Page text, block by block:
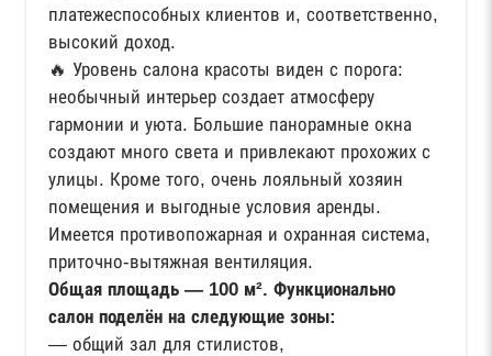
платежеспособных клиентов и, соответственно,
высокий доход.
🔥 Уровень салона красоты виден с порога:
необычный интерьер создает атмосферу
гармонии и уюта. Большие панорамные окна
создают много света и привлекают прохожих с
улицы. Кроме того, очень лояльный хозяин
помещения и выгодные условия аренды.
Имеется противопожарная и охранная система,
приточно-вытяжная вентиляция.
Общая площадь — 100 м². Функционально
салон поделён на следующие зоны:
— общий зал для стилистов,